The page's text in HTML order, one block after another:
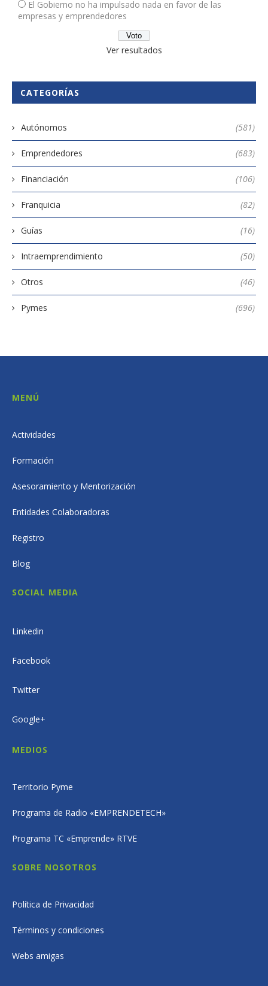
El Gobierno no ha impulsado nada en favor de las
empresas y emprendedores
Ver resultados
CATEGORÍAS
Autónomos (581)
Emprendedores (683)
Financiación (106)
Franquicia (82)
Guías (16)
Intraemprendimiento (50)
Otros (46)
Pymes (696)
MENÚ
Actividades
Formación
Asesoramiento y Mentorización
Entidades Colaboradoras
Registro
Blog
SOCIAL MEDIA
Linkedin
Facebook
Twitter
Google+
MEDIOS
Territorio Pyme
Programa de Radio «EMPRENDETECH»
Programa TC «Emprende» RTVE
SOBRE NOSOTROS
Política de Privacidad
Términos y condiciones
Webs amigas